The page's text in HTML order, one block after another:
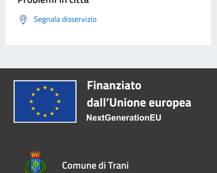
Segnala disservizio
Comune di Trani